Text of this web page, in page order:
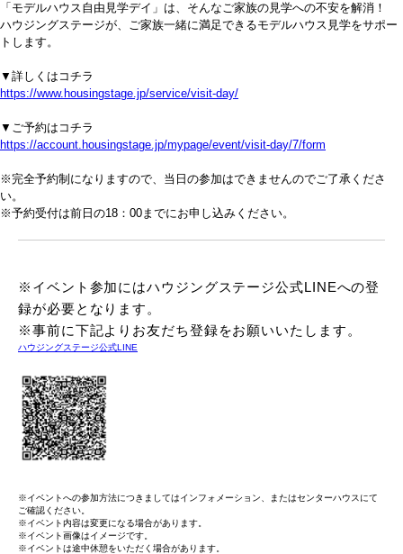
「モデルハウス自由見学デイ」は、そんなご家族の見学への不安を解消！
ハウジングステージが、ご家族一緒に満足できるモデルハウス見学をサポー
トします。
▼詳しくはコチラ
https://www.housingstage.jp/service/visit-day/
▼ご予約はコチラ
https://account.housingstage.jp/mypage/event/visit-day/7/form
※完全予約制になりますので、当日の参加はできませんのでご了承くださ
い。
※予約受付は前日の18：00までにお申し込みください。
※イベント参加にはハウジングステージ公式LINEへの登
録が必要となります。
※事前に下記よりお友だち登録をお願いいたします。
ハウジングステージ公式LINE
※イベントへの参加方法につきましてはインフォメーション、またはセンターハウスにて
ご確認ください。
※イベント内容は変更になる場合があります。
※イベント画像はイメージです。
※イベントは途中休憩をいただく場合があります。